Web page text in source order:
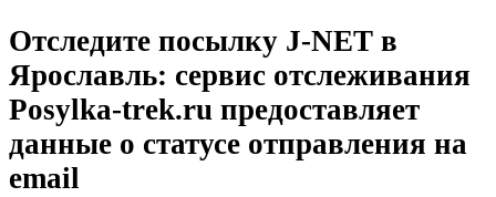
Отследите посылку J-NET в
Ярославль: сервис отслеживания
Posylka-trek.ru предоставляет
данные о статусе отправления на
email